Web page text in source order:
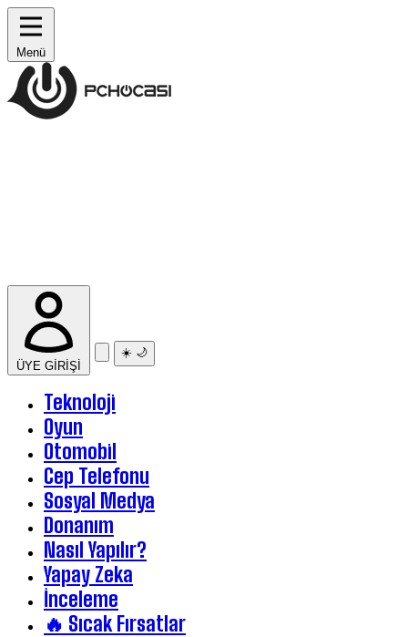
Menü
ÜYE GİRİŞİ
☀️ 🌙
Teknoloji
Oyun
Otomobil
Cep Telefonu
Sosyal Medya
Donanım
Nasıl Yapılır?
Yapay Zeka
İnceleme
🔥 Sıcak Fırsatlar